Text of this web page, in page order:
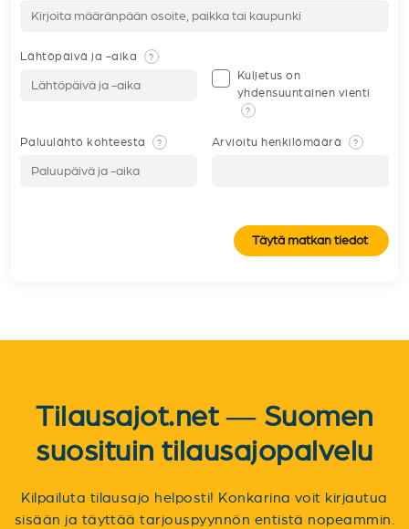
Lähtöpäivä ja -aika ?
Kuljetus on
yhdensuuntainen vienti
?
Paluulähtö kohteesta ? Arvioitu henkilömäärä ?
Täytä matkan tiedot
Tilausajot.net — Suomen
suosituin tilausajopalvelu
Kilpailuta tilausajo helposti! Konkarina voit kirjautua
sisään ja täyttää tarjouspyynnön entistä nopeammin.